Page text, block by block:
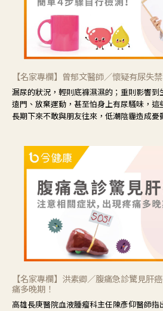
【名家專欄】曾郁文醫師／懷疑有尿失
漏尿的狀況，輕則底褲濕濕的；重則影響
遠門、放棄運動，甚至怕身上有尿騷味，這
長期下來不敢與朋友往來，低潮陰霾造成憂
【名家專欄】洪素卿／腹痛急診驚見肝
痛多晚期！
高雄長庚醫院血液腫瘤科主任陳彥仰醫師